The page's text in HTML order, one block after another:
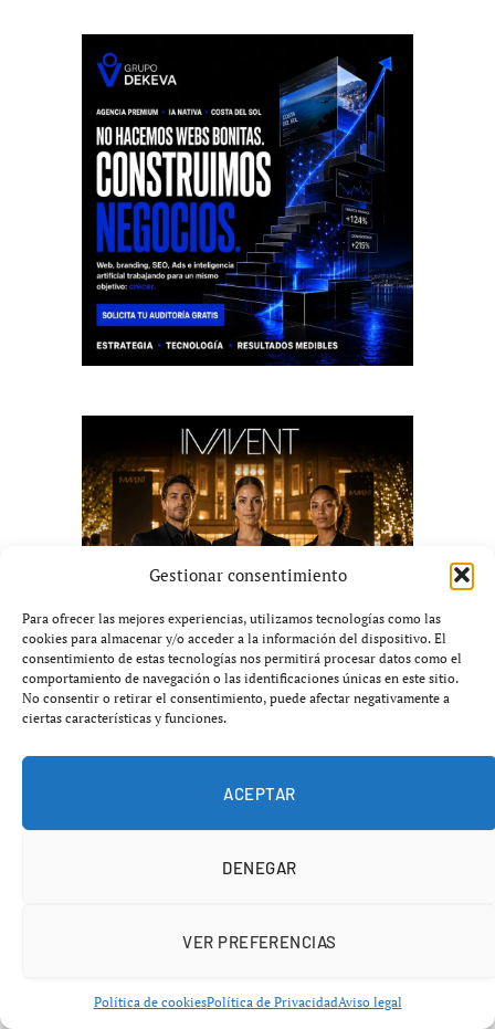
Gestionar consentimiento
Para ofrecer las mejores experiencias, utilizamos tecnologías como las
cookies para almacenar y/o acceder a la información del dispositivo. El
consentimiento de estas tecnologías nos permitirá procesar datos como el
comportamiento de navegación o las identificaciones únicas en este sitio.
No consentir o retirar el consentimiento, puede afectar negativamente a
ciertas características y funciones.
ACEPTAR
DENEGAR
VER PREFERENCIAS
Política de cookiesPolítica de PrivacidadAviso legal